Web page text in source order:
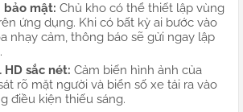
bảo mật: Chủ kho có thể thiết lập vùng
ứng dụng. Khi có bất kỳ ai bước vào
nhạy cảm, thông báo sẽ gửi ngay lập
HD sắc nét: Cảm biến hình ảnh của
rõ mặt người và biển số xe tải ra vào
điều kiện thiếu sáng.